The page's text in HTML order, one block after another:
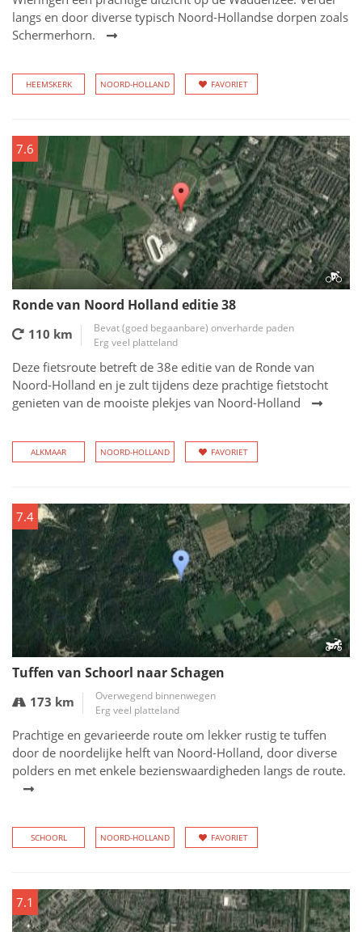
langs en door diverse typisch Noord-Hollandse dorpen zoals
Schermerhorn.
HEEMSKERK NOORD-HOLLAND FAVORIET
7.6
Ronde van Noord Holland editie 38
110 km
Bevat (goed begaanbare) onverharde paden
Erg veel platteland
Deze fietsroute betreft de 38e editie van de Ronde van
Noord-Holland en je zult tijdens deze prachtige fietstocht
genieten van de mooiste plekjes van Noord-Holland
ALKMAAR NOORD-HOLLAND FAVORIET
7.4
Tuffen van Schoorl naar Schagen
173 km
Overwegend binnenwegen
Erg veel platteland
Prachtige en gevarieerde route om lekker rustig te tuffen
door de noordelijke helft van Noord-Holland, door diverse
polders en met enkele bezienswaardigheden langs de route.
SCHOORL NOORD-HOLLAND FAVORIET
7.1